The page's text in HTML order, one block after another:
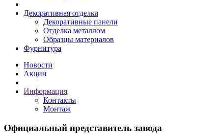
Декоративная отделка
Декоративные панели
Отделка металлом
Образцы материалов
Фурнитура
Новости
Акции
Информация
Контакты
Монтаж
Официальный представитель завода